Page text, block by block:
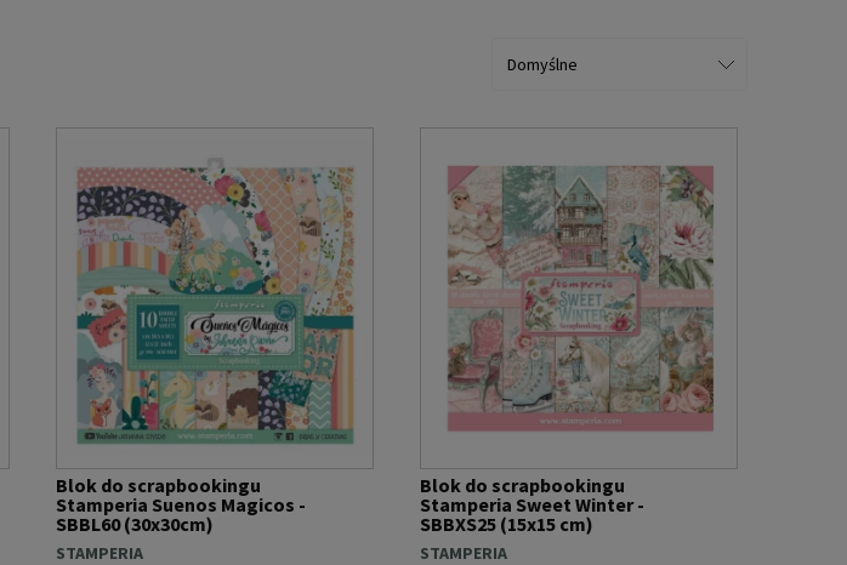
Blok do scrapbookingu
Stamperia Suenos Magicos -
SBBL60 (30x30cm)
STAMPERIA
Blok do scrapbookingu
Stamperia Sweet Winter -
SBBXS25 (15x15 cm)
STAMPERIA